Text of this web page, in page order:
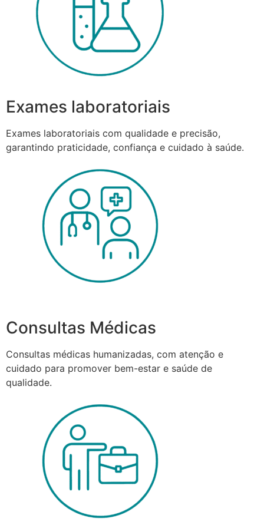
Exames laboratoriais
Exames laboratoriais com qualidade e precisão,
garantindo praticidade, confiança e cuidado à saúde.
Consultas Médicas
Consultas médicas humanizadas, com atenção e
cuidado para promover bem-estar e saúde de
qualidade.